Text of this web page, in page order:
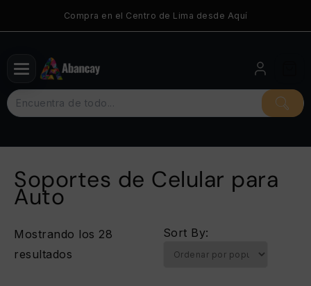
Compra en el Centro de Lima desde Aquí
Soportes de Celular para
Auto
Mostrando los 28
resultados
Sort By: